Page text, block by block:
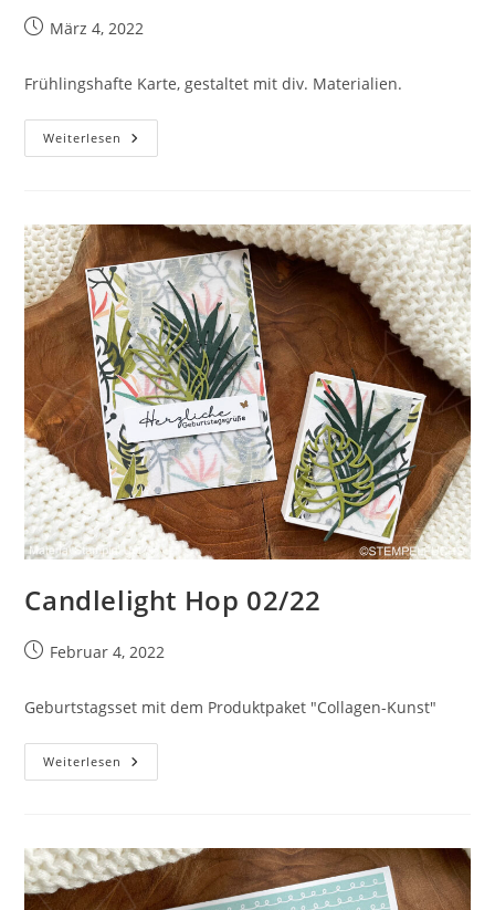
BeitragMärz 4, 2022
Frühlingshafte Karte, gestaltet mit div. Materialien.
Weiterlesen Candlelight
Hop
Candlelight Hop 02/22
BeitragFebruar 4, 2022
Geburtstagsset mit dem Produktpaket "Collagen-Kunst"
Weiterlesen Candlelight
Hop